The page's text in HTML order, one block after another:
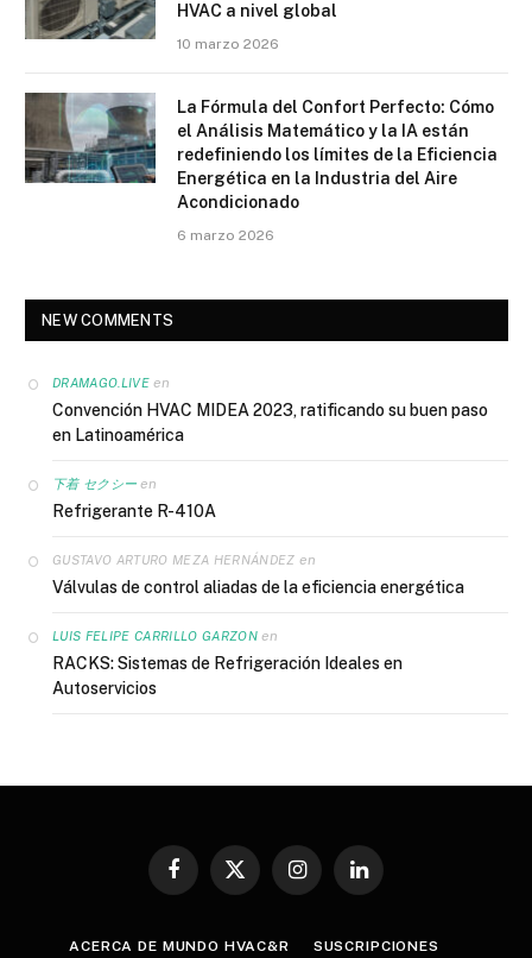
HVAC a nivel global
10 marzo 2026
La Fórmula del Confort Perfecto: Cómo
el Análisis Matemático y la IA están
redefiniendo los límites de la Eficiencia
Energética en la Industria del Aire
Acondicionado
6 marzo 2026
NEW COMMENTS
DRAMAGO.LIVEen
Convención HVAC MIDEA 2023, ratificando su buen paso
en Latinoamérica
下着 セクシー en
Refrigerante R-410A
GUSTAVO ARTURO MEZA HERNÁNDEZ en
Válvulas de control aliadas de la eficiencia energética
LUIS FELIPE CARRILLO GARZONen
RACKS: Sistemas de Refrigeración Ideales en
Autoservicios
Facebook
X
InstagramLinkedIn
ACERCA DE MUNDO HVAC&R SUSCRIPCIONES